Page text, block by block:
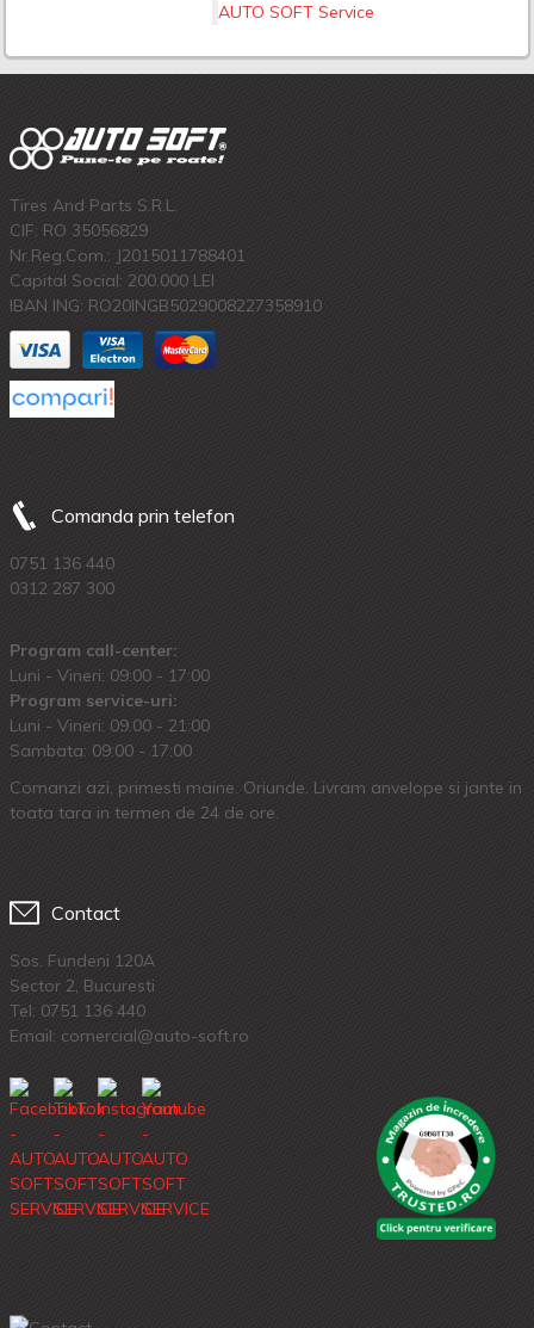
AUTO SOFT Service
Tires And Parts S.R.L.
CIF: RO 35056829
Nr.Reg.Com.: J2015011788401
Capital Social: 200.000 LEI
IBAN ING: RO20INGB5029008227358910
Comanda prin telefon
0751 136 440
0312 287 300
Program call-center:
Luni - Vineri: 09:00 - 17:00
Program service-uri:
Luni - Vineri: 09.00 - 21:00
Sambata: 09:00 - 17:00
Comanzi azi, primesti maine. Oriunde. Livram anvelope si jante in
toata tara in termen de 24 de ore.
Contact
Sos. Fundeni 120A
Sector 2, Bucuresti
Tel: 0751 136 440
Email: comercial@auto-soft.ro